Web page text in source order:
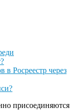
в Росреестр через
присоединяются